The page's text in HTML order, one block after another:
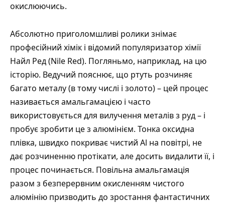
окислюючись.
Абсолютно приголомшливі ролики знімає
професійний хімік і відомий популяризатор хімії
Найл Ред (Nile Red). Погляньмо, наприклад, на цю
історію. Ведучий пояснює, що ртуть розчиняє
багато металу (в тому числі і золото) – цей процес
називається амальгамацією і часто
використовується для вилучення металів з руд – і
пробує зробити це з алюмінієм. Тонка оксидна
плівка, швидко покриває чистий Al на повітрі, не
дає розчиненню протікати, але досить видалити її, і
процес починається. Повільна амальгамація
разом з безперервним окисленням чистого
алюмінію призводить до зростання фантастичних